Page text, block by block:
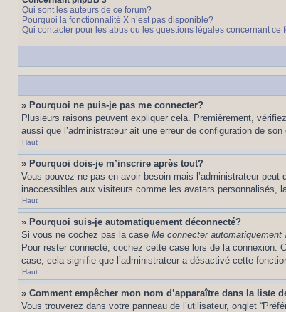
Qui sont les auteurs de ce forum?
Pourquoi la fonctionnalité X n’est pas disponible?
Qui contacter pour les abus ou les questions légales concernant ce
» Pourquoi ne puis-je pas me connecter?
Plusieurs raisons peuvent expliquer cela. Premièrement,
aussi que l’administrateur ait une erreur de configuration de
Haut
» Pourquoi dois-je m’inscrire après tout?
Vous pouvez ne pas en avoir besoin mais l’administrateur
inaccessibles aux visiteurs comme les avatars personnalisés,
Haut
» Pourquoi suis-je automatiquement déconnecté?
Si vous ne cochez pas la case Me connecter automatiquement
Pour rester connecté, cochez cette case lors de la connexion.
case, cela signifie que l’administrateur a désactivé cette
Haut
» Comment empêcher mon nom d’apparaître dans la liste
Vous trouverez dans votre panneau de l’utilisateur, onglet